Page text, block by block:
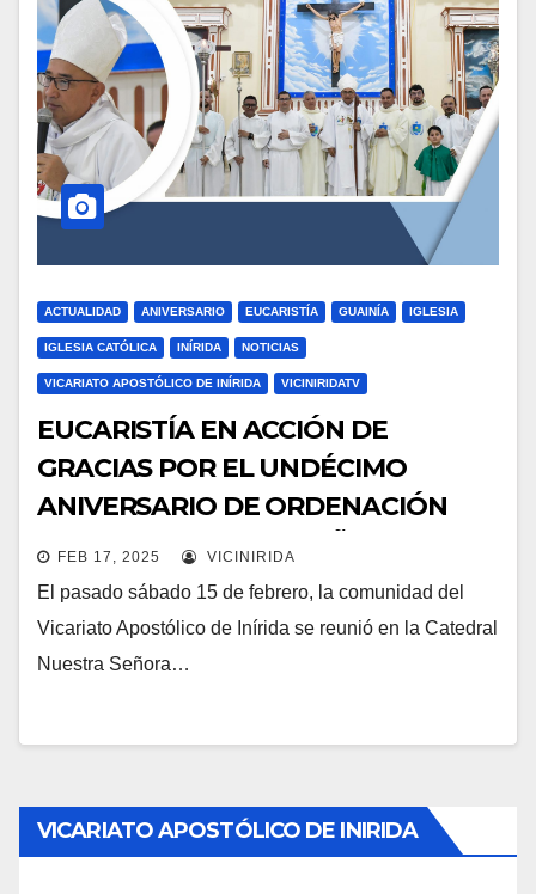
ACTUALIDAD ANIVERSARIO EUCARISTÍA GUAINÍA IGLESIA
IGLESIA CATÓLICA INÍRIDA NOTICIAS
VICARIATO APOSTÓLICO DE INÍRIDA VICINIRIDATV
EUCARISTÍA EN ACCIÓN DE
GRACIAS POR EL UNDÉCIMO
ANIVERSARIO DE ORDENACIÓN
EPISCOPAL DE MONSEÑOR
JOSELITO CARREÑO
FEB 17, 2025 VICINIRIDA
El pasado sábado 15 de febrero, la comunidad del
Vicariato Apostólico de Inírida se reunió en la Catedral
Nuestra Señora…
VICARIATO APOSTÓLICO DE INIRIDA